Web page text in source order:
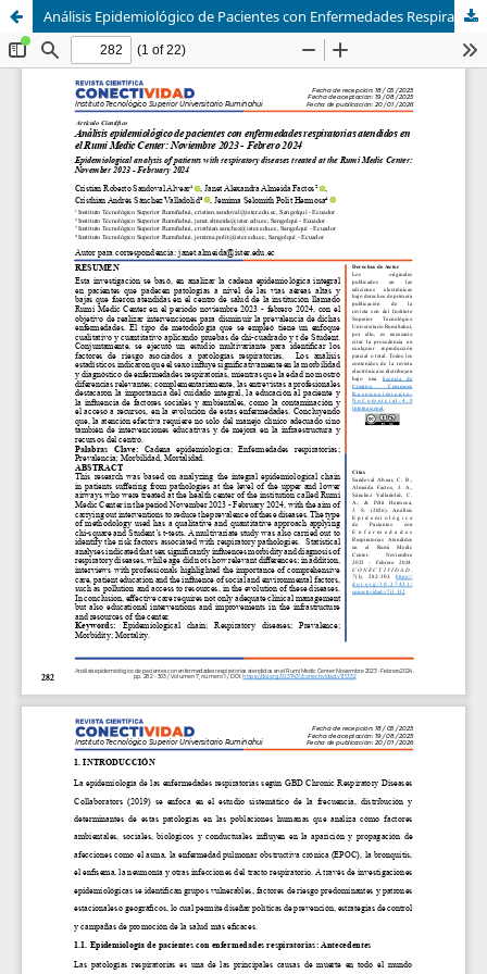
Análisis Epidemiológico de Pacientes con Enfermedades Respiratorias Atendidos en el Rumi Medic Center: Noviembre 2023 - Febrero 2024